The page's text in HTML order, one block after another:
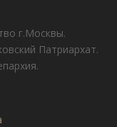
г.Москвы.
Патриархат.